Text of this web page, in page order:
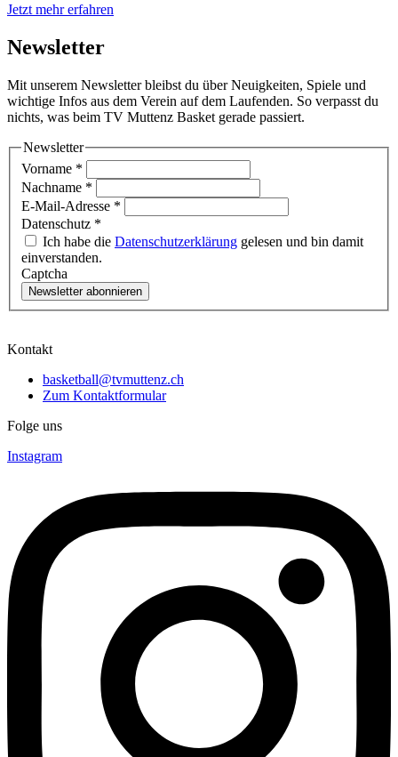
Jetzt mehr erfahren
Newsletter
Mit unserem Newsletter bleibst du über Neuigkeiten, Spiele und
wichtige Infos aus dem Verein auf dem Laufenden. So verpasst du
nichts, was beim TV Muttenz Basket gerade passiert.
Newsletter
Vorname *
Nachname *
E-Mail-Adresse *
Datenschutz *
Ich habe die Datenschutzerklärung gelesen und bin damit
einverstanden.
Captcha
Newsletter abonnieren
Kontakt
basketball@tvmuttenz.ch
Zum Kontaktformular
Folge uns
Instagram